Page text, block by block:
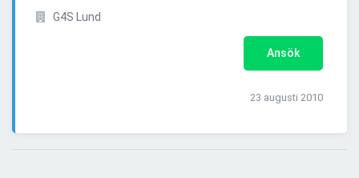
G4S Lund
Ansök
23 augusti 2010